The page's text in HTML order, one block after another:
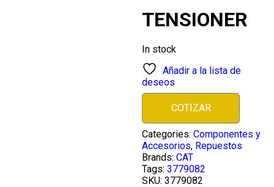
TENSIONER
In stock
Añadir a la lista de
deseos
COTIZAR
Categories:Componentes y
Accesorios, Repuestos
Brands:CAT
Tags:3779082
SKU:3779082